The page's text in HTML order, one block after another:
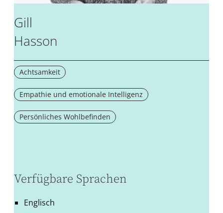
Gill
Hasson
Achtsamkeit
Empathie und emotionale Intelligenz
Persönliches Wohlbefinden
Verfügbare Sprachen
Englisch